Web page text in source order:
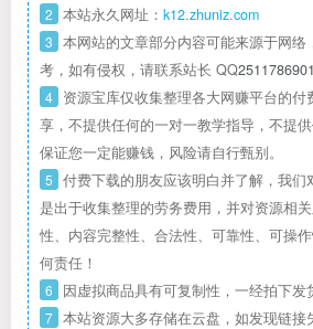
2 本站永久网址： k12.zhuniz.com
3 本网站的文章部分内容可能来源于网络
考，如有侵权，请联系站长 QQ2511786901
4 资源宝库仅收集整理各大网赚平台的付
享，不提供任何的一对一教学指导，不提
保证您一定能赚钱，风险请自行甄别。
5 付费下载的朋友应该明白并了解，我们
是出于收集整理的劳务费用，并对资源相
性、内容完整性、合法性、可靠性、可操
何责任！
6 因虚拟商品具有可复制性，一经拍下发
7 本站资源大多存储在云盘，如发现链接